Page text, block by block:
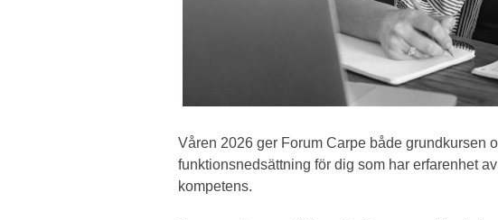
Våren 2026 ger Forum Carpe både grundkursen
funktionsnedsättning för dig som har erfarenhet
kompetens.